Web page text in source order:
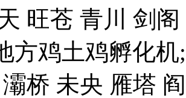
旺苍 青川 剑
方鸡土鸡孵化机
桥 未央 雁塔